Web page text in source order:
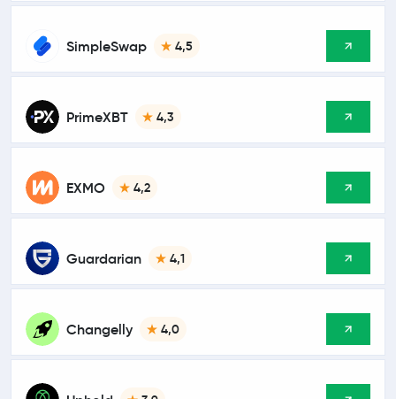
SimpleSwap 4,5
PrimeXBT 4,3
EXMO 4,2
Guardarian 4,1
Changelly 4,0